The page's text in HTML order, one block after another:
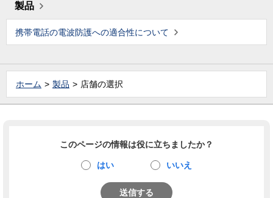
製品
携帯電話の電波防護への適合性について
ホーム 製品 店舗の選択
このページの情報は役に立ちましたか？
はい いいえ
送信する